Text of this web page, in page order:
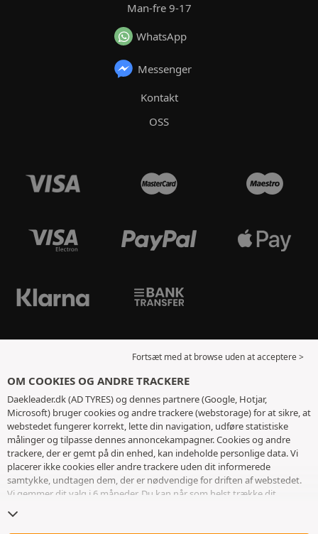
Man-fre 9-17
WhatsApp
Messenger
Kontakt
OSS
Fortsæt med at browse uden at acceptere >
OM COOKIES OG ANDRE TRACKERE
Daekleader.dk (AD TYRES) og dennes partnere (Google, Hotjar,
Microsoft) bruger cookies og andre trackere (webstorage) for at sikre, at
webstedet fungerer korrekt, lette din navigation, udføre statistiske
målinger og tilpasse dennes annoncekampagner. Cookies og andre
trackere, der er gemt på din enhed, kan indeholde personlige data. Vi
placerer ikke cookies eller andre trackere uden dit informerede
samtykke, undtagen dem, der er nødvendige for driften af ​​webstedet.
Vi gemmer dit valg i 6 måneder. Du kan når som helst trække dit
kan vælge at fortsætte med at browse uden at acceptere deponering af